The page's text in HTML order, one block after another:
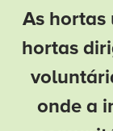
As hortas
hortas
onde a